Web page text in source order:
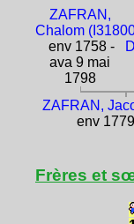
ZAFRAN,
Chalom
env 1758 -
ava 9 mai
1798
ZAFRAN,
env
Frères et